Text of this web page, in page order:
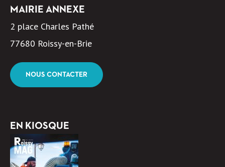
MAIRIE ANNEXE
2 place Charles Pathé
77680 Roissy-en-Brie
NOUS CONTACTER
EN KIOSQUE